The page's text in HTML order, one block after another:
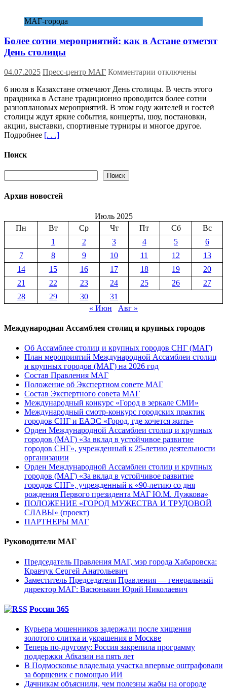
МАГ-города
Более сотни мероприятий: как в Астане отметят
День столицы
04.07.2025 Пресс-центр МАГ Комментарии к
Более
сотни
мероприятий:
как
в
отключены
6 июля в Казахстане отмечают День столицы. В честь этого
праздника в Астане традиционно проводится более сотни
разноплановых мероприятий. В этом году жителей и гостей
столицы ждут яркие события, концерты, шоу, постановки,
акции, выставки, спортивные турниры и многое другое.
Подробнее [. . .]
Поиск
Поиск
Архив новостей
Июль 2025
Пн
Вт Ср Чт Пт Сб
Вс
1
2 3 4 5
6
7
8 9 10 11 12
13
14
15 16 17 18 19
20
21
22 23 24 25 26
27
28
29 30
31
« Июн
Авг »
Международная Ассамблея столиц и крупных городов
Об Ассамблее столиц и крупных городов СНГ (МАГ)
План мероприятий Международной Ассамблеи столиц
и крупных городов (МАГ) на 2026 год
Состав Правления МАГ
Положение об Экспертном совете МАГ
Состав Экспертного совета МАГ
Международный конкурс «Город в зеркале СМИ»
Международный смотр-конкурс городских практик
городов СНГ и ЕАЭС «Город, где хочется жить»
Орден Международной Ассамблеи столиц и крупных
городов (МАГ) «За вклад в устойчивое развитие
городов СНГ», учрежденный к 25-летию деятельности
организации
Орден Международной Ассамблеи столиц и крупных
городов (МАГ) «За вклад в устойчивое развитие
городов СНГ», учрежденный к «90-летию со дня
рождения Первого президента МАГ Ю.М. Лужкова»
ПОЛОЖЕНИЕ «ГОРОД МУЖЕСТВА И ТРУДОВОЙ
СЛАВЫ» (проект)
ПАРТНЕРЫ МАГ
Руководители МАГ
Председатель Правления МАГ, мэр города Хабаровска:
Кравчук Сергей Анатольевич
Заместитель Председателя Правления — генеральный
директор МАГ: Васюнькин Юрий Николаевич
Россия 365
Курьера мошенников задержали после хищения
золотого слитка и украшения в Москве
Теперь по-другому: Россия закрепила программу
поддержки Абхазии на пять лет
В Подмосковье владельца участка впервые оштрафовали
за борщевик с помощью ИИ
Дачникам объяснили, чем полезны жабы на огороде